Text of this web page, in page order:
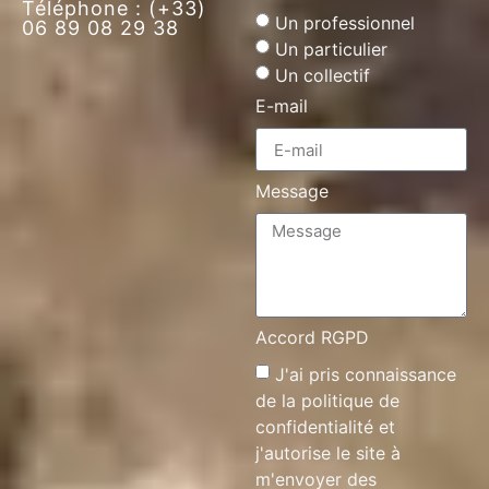
Téléphone : (+33)
06 89 08 29 38
Un professionnel
Un particulier
Un collectif
E-mail
Message
Accord RGPD
J'ai pris connaissance
de la politique de
confidentialité et
j'autorise le site à
m'envoyer des